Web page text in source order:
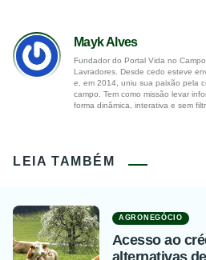
Mayk Alves
Fundador do Portal Vida no
Lavradores. Desde cedo esteve
e, em 2014, uniu sua paixão pela
campo. Tem como missão levar
forma dinâmica, interativa e sem
LEIA TAMBÉM
AGRONEGÓCIO
Acesso ao
alternativas